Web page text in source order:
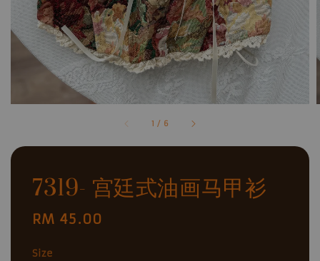
1 / 6
7319- 宫廷式油画马甲衫
Regular
RM 45.00
Size